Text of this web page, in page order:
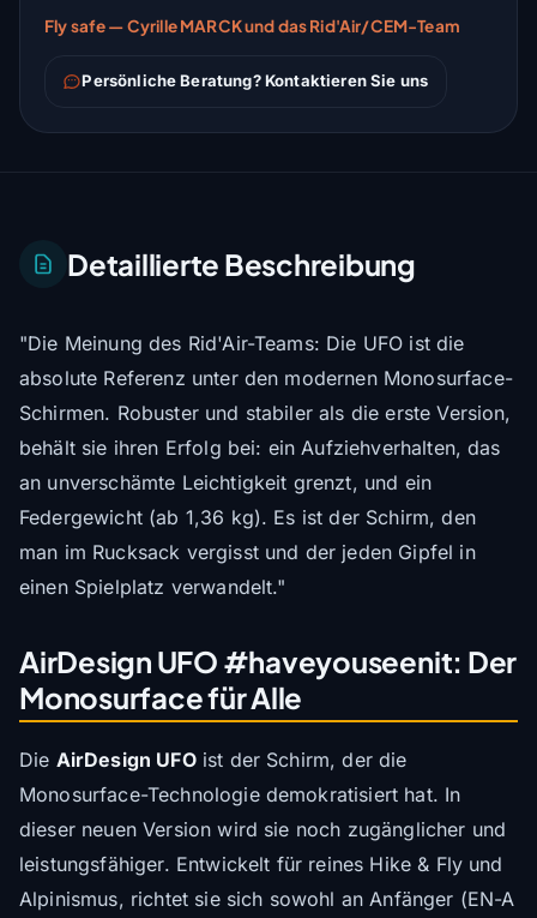
Fly safe — Cyrille MARCK und das Rid'Air/CEM-Team
Persönliche Beratung? Kontaktieren Sie uns
Detaillierte Beschreibung
"Die Meinung des Rid'Air-Teams: Die UFO ist die
absolute Referenz unter den modernen Monosurface-
Schirmen. Robuster und stabiler als die erste Version,
behält sie ihren Erfolg bei: ein Aufziehverhalten, das
an unverschämte Leichtigkeit grenzt, und ein
Federgewicht (ab 1,36 kg). Es ist der Schirm, den
man im Rucksack vergisst und der jeden Gipfel in
einen Spielplatz verwandelt."
AirDesign UFO #haveyouseenit: Der
Monosurface für Alle
Die AirDesign UFOist der Schirm, der die
Monosurface-Technologie demokratisiert hat. In
dieser neuen Version wird sie noch zugänglicher und
leistungsfähiger. Entwickelt für reines Hike & Fly und
Alpinismus, richtet sie sich sowohl an Anfänger (EN-A